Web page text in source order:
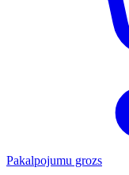
Pakalpojumu grozs